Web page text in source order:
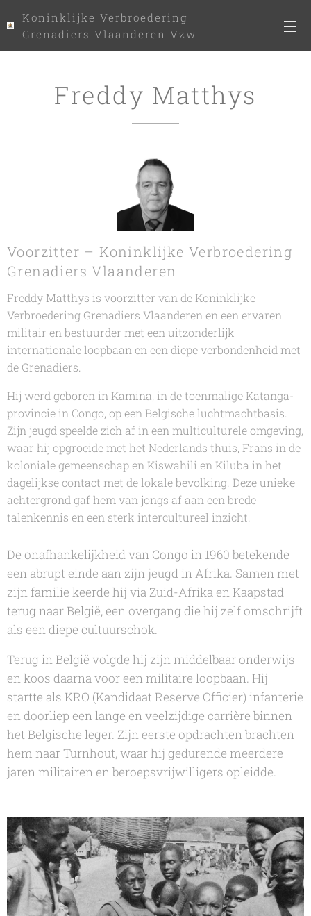
Koninklijke Verbroedering
Grenadiers Vlaanderen Vzw -
www.kvgv.be
Freddy Matthys
Voorzitter – Koninklijke Verbroedering
Grenadiers Vlaanderen
Freddy Matthys is voorzitter van de Koninklijke
Verbroedering Grenadiers Vlaanderen en een ervaren
militair en bestuurder met een uitzonderlijk
internationale loopbaan en een diepe verbondenheid met
de Grenadiers.
Hij werd geboren in Kamina, in de toenmalige Katanga-
provincie in Congo, op een Belgische luchtmachtbasis.
Zijn jeugd speelde zich af in een multiculturele omgeving,
waar hij opgroeide met het Nederlands thuis, Frans in de
koloniale gemeenschap en Kiswahili en Kiluba in het
dagelijkse contact met de lokale bevolking. Deze unieke
achtergrond gaf hem van jongs af aan een brede
talenkennis en een sterk intercultureel inzicht.
De onafhankelijkheid van Congo in 1960 betekende
een abrupt einde aan zijn jeugd in Afrika. Samen met
zijn familie keerde hij via Zuid-Afrika en Kaapstad
terug naar België, een overgang die hij zelf omschrijft
als een diepe cultuurschok.
Terug in België volgde hij zijn middelbaar onderwijs
en koos daarna voor een militaire loopbaan. Hij
startte als KRO (Kandidaat Reserve Officier) infanterie
en doorliep een lange en veelzijdige carrière binnen
het Belgische leger. Zijn eerste opdrachten brachten
hem naar Turnhout, waar hij gedurende meerdere
jaren militairen en beroepsvrijwilligers opleidde.